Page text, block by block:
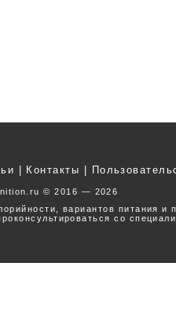
Контакты
© 2016 — 2026
вариантов питания и
со